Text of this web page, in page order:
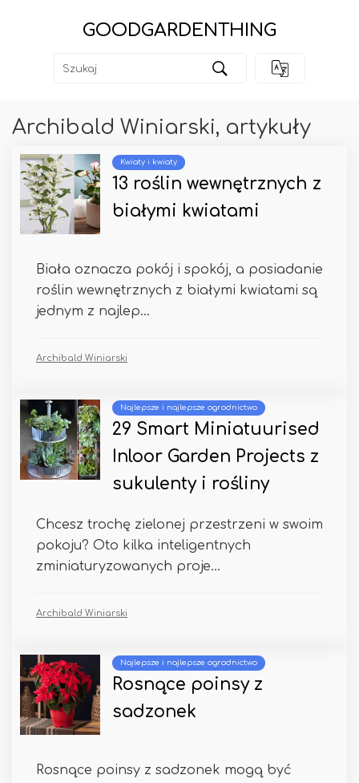
GOODGARDENTHING
Archibald Winiarski, artykuły
Kwiaty i kwiaty
13 roślin wewnętrznych z
białymi kwiatami
Biała oznacza pokój i spokój, a posiadanie
roślin wewnętrznych z białymi kwiatami są
jednym z najlep...
Archibald Winiarski
Najlepsze i najlepsze ogrodnictwo
29 Smart Miniatuurised
Inloor Garden Projects z
sukulenty i rośliny
Chcesz trochę zielonej przestrzeni w swoim
pokoju? Oto kilka inteligentnych
zminiaturyzowanych proje...
Archibald Winiarski
Najlepsze i najlepsze ogrodnictwo
Rosnące poinsy z
sadzonek
Rosnące poinsy z sadzonek mogą być